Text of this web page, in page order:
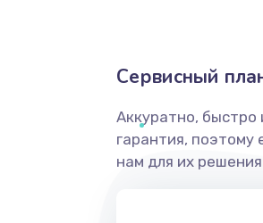
Сервисный
Аккуратно,
гарантия, поэтому
нам для их